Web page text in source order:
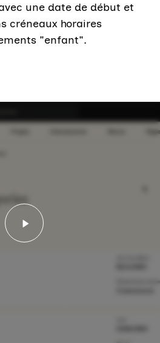
une date de début et
créneaux horaires
"enfant".
Lancer la vidéo -